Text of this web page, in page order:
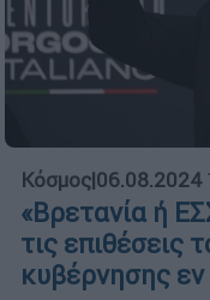
Κόσμος|06.08.2024
«Βρετανία ή
τις επιθέσεις
κυβέρνησης